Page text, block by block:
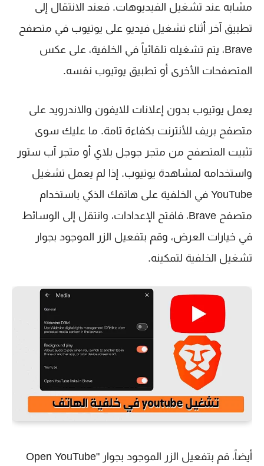
مشابه عند تشغيل الفيديوهات. فعند الانتقال إلى
تطبيق آخر أثناء تشغيل فيديو على يوتيوب في متصفح
Brave، يتم تشغيله تلقائياً في الخلفية، على عكس
المتصفحات الأخرى أو تطبيق يوتيوب نفسه.
يعمل يوتيوب بدون إعلانات للايفون والاندرويد على
متصفح بريف للأنترنت بكفاءة تامة. ما عليك سوى
تثبيت المتصفح من متجر جوجل بلاي أو متجر آب ستور
واستخدامه لمشاهدة يوتيوب. إذا لم يعمل تشغيل
YouTube في الخلفية على هاتفك الذكي باستخدام
متصفح Brave، فافتح الإعدادات، وانتقل إلى الوسائط
في خيارات العرض، وقم بتفعيل الزر الموجود بجوار
تشغيل الخلفية لتمكينه.
أيضاً، قم بتفعيل الزر الموجود بجوار "Open YouTube